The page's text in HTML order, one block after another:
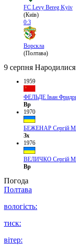
FC Levy Bereg Kyiv
(Київ)
0:3
Ворскла
(Полтава)
9 серпня
1959
ФЕЛЬДЕ Іван
Вр
1970
БЕЖЕНАР Сергій
Зх
1976
ВЕЛИЧКО Сергій
Вр
Погода
Полтава
вологість:
тиск:
вітер: